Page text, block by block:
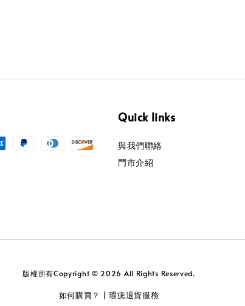
Quick links
與我們聯絡
門市介紹
版權所有Copyright © 2026 All Rights Reserved.
如何購買？ |瑕疵退貨服務